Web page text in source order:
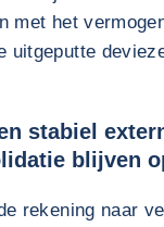
met het
uitgeputte
stabiel
blijven
rekening naar